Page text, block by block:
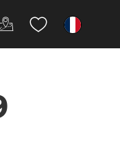
fr